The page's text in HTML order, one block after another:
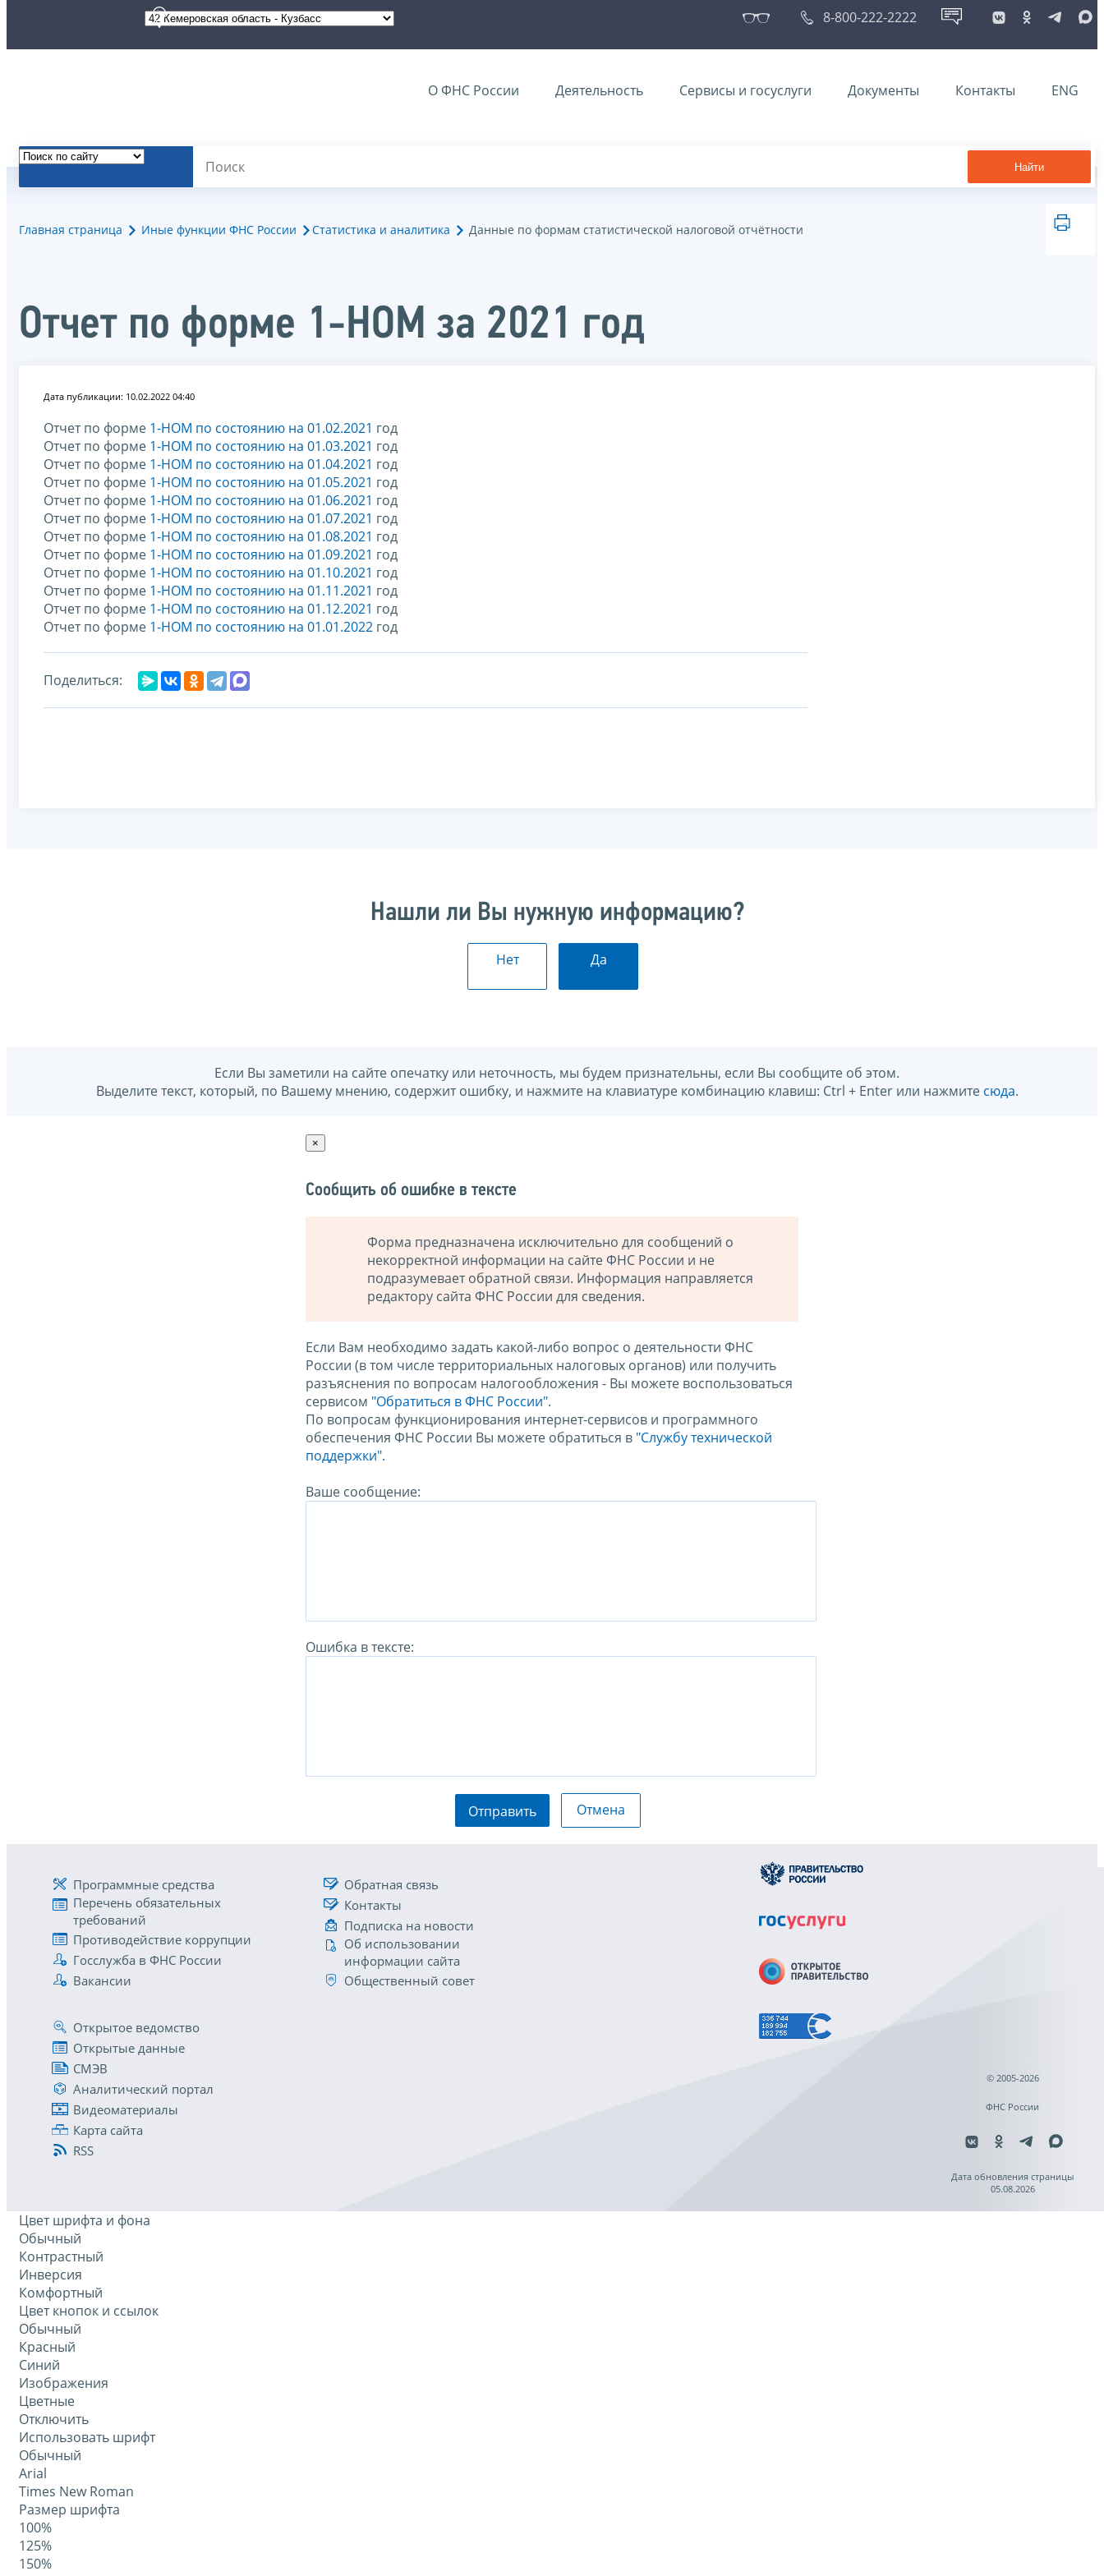
8-800-222-2222
О ФНС России Деятельность Сервисы и госуслуги Документы Контакты ENG
Найти
Главная страница Иные функции ФНС России Статистика и аналитика Данные по формам статистической налоговой отчётности
Отчет по форме 1-НОМ за 2021 год
Дата публикации: 10.02.2022 04:40
Отчет по форме 1-НОМ по состоянию на 01.02.2021 год
Отчет по форме 1-НОМ по состоянию на 01.03.2021 год
Отчет по форме 1-НОМ по состоянию на 01.04.2021 год
Отчет по форме 1-НОМ по состоянию на 01.05.2021 год
Отчет по форме 1-НОМ по состоянию на 01.06.2021 год
Отчет по форме 1-НОМ по состоянию на 01.07.2021 год
Отчет по форме 1-НОМ по состоянию на 01.08.2021 год
Отчет по форме 1-НОМ по состоянию на 01.09.2021 год
Отчет по форме 1-НОМ по состоянию на 01.10.2021 год
Отчет по форме 1-НОМ по состоянию на 01.11.2021 год
Отчет по форме 1-НОМ по состоянию на 01.12.2021 год
Отчет по форме 1-НОМ по состоянию на 01.01.2022 год
Поделиться:
Нашли ли Вы нужную информацию?
Нет Да
Если Вы заметили на сайте опечатку или неточность, мы будем признательны, если Вы сообщите об этом.
Выделите текст, который, по Вашему мнению, содержит ошибку, и нажмите на клавиатуре комбинацию клавиш: Ctrl + Enter или нажмите сюда.
×
Сообщить об ошибке в тексте
Форма предназначена исключительно для сообщений о
некорректной информации на сайте ФНС России и не
подразумевает обратной связи. Информация направляется
редактору сайта ФНС России для сведения.
Если Вам необходимо задать какой-либо вопрос о деятельности ФНС
России (в том числе территориальных налоговых органов) или получить
разъяснения по вопросам налогообложения - Вы можете воспользоваться
сервисом "Обратиться в ФНС России".
По вопросам функционирования интернет-сервисов и программного
обеспечения ФНС России Вы можете обратиться в "Службу технической
поддержки".
Ваше сообщение:
Ошибка в тексте:
Отправить Отмена
Программные средства
Перечень обязательных
требований
Противодействие коррупции
Госслужба в ФНС России
Вакансии
Обратная связь
Контакты
Подписка на новости
Об использовании
информации сайта
Общественный совет
Открытое ведомство
Открытые данные
СМЭВ
Аналитический портал
Видеоматериалы
Карта сайта
RSS
© 2005-2026
ФНС России
Дата обновления страницы
05.08.2026
Цвет шрифта и фона
Обычный
Контрастный
Инверсия
Комфортный
Цвет кнопок и ссылок
Обычный
Красный
Синий
Изображения
Цветные
Отключить
Использовать шрифт
Обычный
Arial
Times New Roman
Размер шрифта
100%
125%
150%